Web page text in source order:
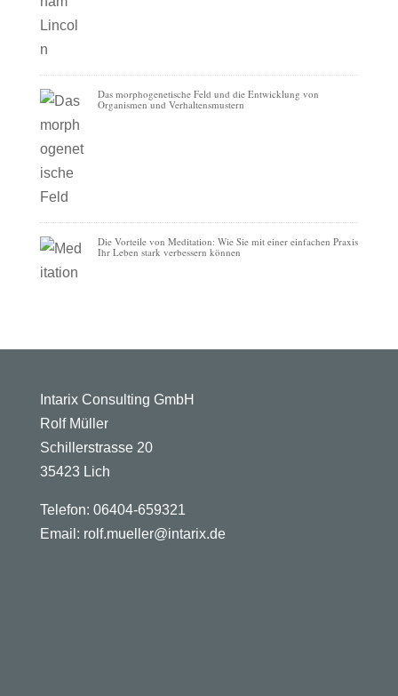
Das morphogenetische Feld und die Entwicklung von
Organismen und Verhaltensmustern
Die Vorteile von Meditation: Wie Sie mit einer einfachen Praxis
Ihr Leben stark verbessern können
Intarix Consulting GmbH
Rolf Müller
Schillerstrasse 20
35423 Lich
Telefon: 06404-659321
Email: rolf.mueller@intarix.de